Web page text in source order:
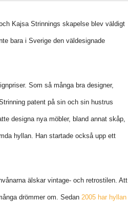
Kajsa Strinnings skapelse blev väldigt
bara i Sverige den väldesignade
Som så många bra designer,
patent på sin och sin hustrus
designa nya möbler, bland annat skåp,
hyllan. Han startade också upp ett
älskar vintage- och retrostilen. Att
drömmer om. Sedan 2005 har hyllan